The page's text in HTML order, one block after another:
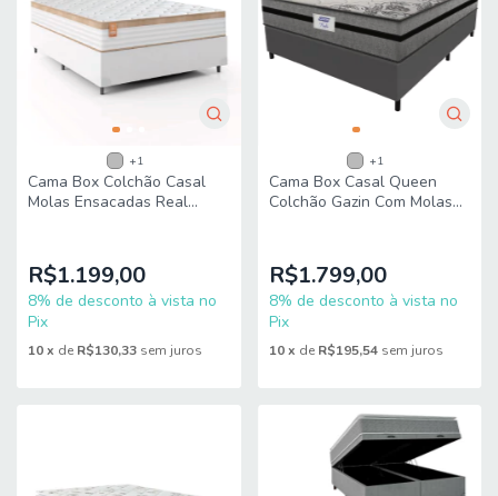
+1
Cama Box Colchão Casal
Molas Ensacadas Real
R$1.199,00
8% de desconto à vista no
Pix
10x de R$130,33 sem juros
+1
Cama Box Casal Queen
Colchão Gazin Com Molas
R$1.799,00
8% de desconto à vista no
Pix
10 x de R$195,54 sem juros